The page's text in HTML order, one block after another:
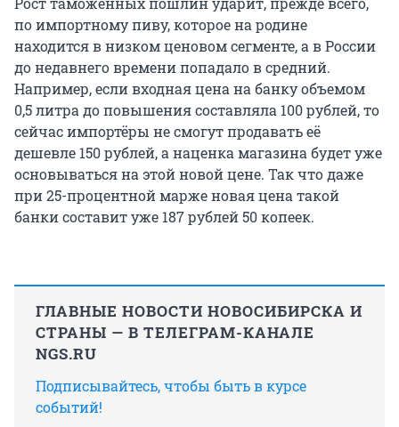
по импортному пиву, которое на родине
находится в низком ценовом сегменте, а в России
до недавнего времени попадало в средний.
Например, если входная цена на банку объемом
0,5 литра до повышения составляла 100 рублей, то
сейчас импортёры не смогут продавать её
дешевле 150 рублей, а наценка магазина будет уже
основываться на этой новой цене. Так что даже
при 25-процентной марже новая цена такой
банки составит уже 187 рублей 50 копеек.
ГЛАВНЫЕ НОВОСТИ НОВОСИБИРСКА И
СТРАНЫ — В ТЕЛЕГРАМ-КАНАЛЕ
NGS.RU
Подписывайтесь, чтобы быть в курсе
событий!